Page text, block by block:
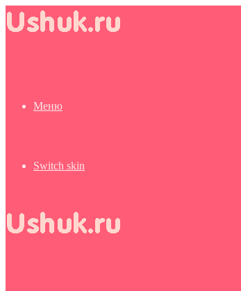
Меню
Switch skin